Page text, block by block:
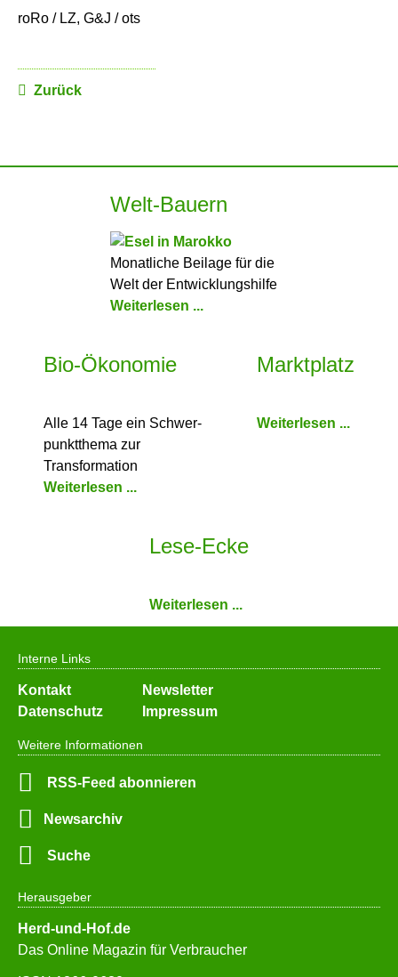
roRo / LZ, G&J / ots
Zurück
Welt-Bauern
Monatliche Beilage für die
Welt der Entwicklungshilfe
Weiterlesen ...
Bio-Ökonomie
Alle 14 Tage ein Schwer­
punkt­thema zur
Transformation
Weiterlesen ...
Marktplatz
Weiterlesen ...
Lese-Ecke
Weiterlesen ...
Herausgeber
Herd-und-Hof.de
Das Online Magazin für Verbraucher
Weitere Informationen
RSS-Feed abonnieren
Newsarchiv
Suche
Interne Links
Navigation
überspringen
Kontakt
Newsletter
Datenschutz
Impressum